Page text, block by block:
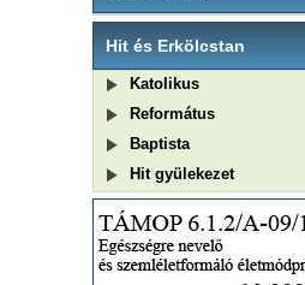
Hit és Erkölcstan
Katolikus
Református
Baptista
Hit gyülekezet